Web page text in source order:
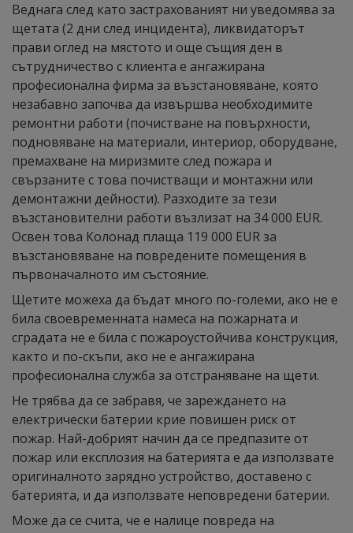
Веднага след като застрахованият ни уведомява за
щетата (2 дни след инцидента), ликвидаторът
прави оглед на мястото и още същия ден в
сътрудничество с клиента е ангажирана
професионална фирма за възстановяване, която
незабавно започва да извършва необходимите
ремонтни работи (почистване на повърхности,
подновяване на материали, интериор, оборудване,
премахване на миризмите след пожара и
свързаните с това почистващи и монтажни или
демонтажни дейности). Разходите за тези
възстановителни работи възлизат на 34 000 EUR.
Освен това Колонад плаща 119 000 EUR за
възстановяване на повредените помещения в
първоначалното им състояние.
Щетите можеха да бъдат много по-големи, ако не е
била своевременната намеса на пожарната и
сградата не е била с пожароустойчива конструкция,
както и по-скъпи, ако не е ангажирана
професионална служба за отстраняване на щети.
Не трябва да се забравя, че зареждането на
електрически батерии крие повишен риск от
пожар. Най-добрият начин да се предпазите от
пожар или експлозия на батерията е да използвате
оригиналното зарядно устройство, доставено с
батерията, и да използвате неповредени батерии.
Може да се счита, че е налице повреда на